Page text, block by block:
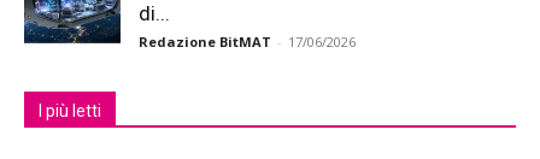
di...
Redazione BitMAT - 17/06/2026
I più letti